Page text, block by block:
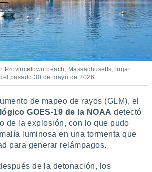
Provincetown beach, Massachusetts, lugar
pasado 30 de mayo de 2026.
de mapeo de rayos (GLM), el
GOES-19 de la NOAA detectó
de la explosión, con lo que pudo
luminosa en una tormenta que
para generar relámpagos.
de la detonación, los